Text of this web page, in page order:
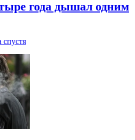
года дышал одним
спустя